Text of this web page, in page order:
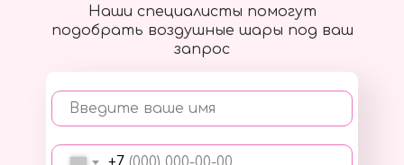
Наши специалисты помогут
подобрать воздушные шары под ваш
запрос
Введите ваше имя